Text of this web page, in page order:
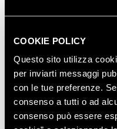
COOKIE POLICY
Questo sito utilizza
per inviarti messaggi
con le tue preferenze.
consenso a tutti o ad
consenso può essere